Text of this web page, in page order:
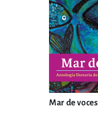
Mar de voces